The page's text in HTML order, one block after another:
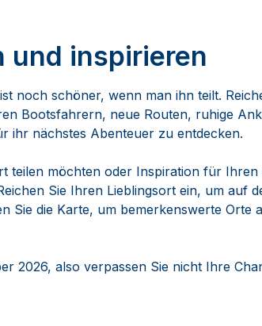
und inspirieren
noch schöner, wenn man ihn teilt.
Bootsfahrern, neue Routen, ruhige
ihr nächstes Abenteuer zu entdecken.
teilen möchten oder Inspiration für
Sie Ihren Lieblingsort ein, um auf
Sie die Karte, um bemerkenswerte Orte
2026, also verpassen Sie nicht Ihre